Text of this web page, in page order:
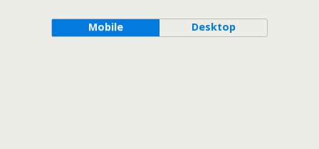
Mobile Desktop